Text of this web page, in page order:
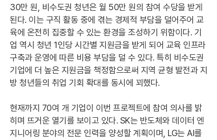
30만 원, 비수도권 청년은 월 50만 원의 참여 수당을 받게
된다. 이는 구직 활동 중에 겪는 경제적 부담을 덜어주어 교
육에 온전히 집중할 수 있는 환경을 조성하기 위함이다. 기
업 역시 청년 1인당 시간별 지원금을 받게 되어 교육 인프라
구축과 운영에 따른 비용 부담을 덜 수 있다. 특히 비수도권
기업에 더 높은 지원금을 책정함으로써 지역 균형 발전과 지
방 청년들의 취업 기회 확대를 동시에 꾀했다.
현재까지 70여 개 기업이 이번 프로젝트에 참여 의사를 밝
히며 뜨거운 열기를 보이고 있다. SK는 반도체와 데이터 엔
지니어링 분야의 전문 인력을 양성할 계획이며, LG는 AI를